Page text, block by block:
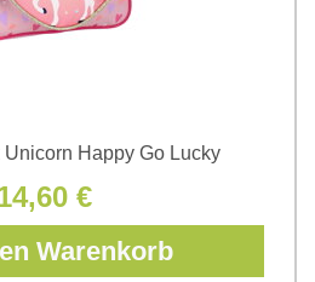
Happy Go Lucky
€
Warenkorb